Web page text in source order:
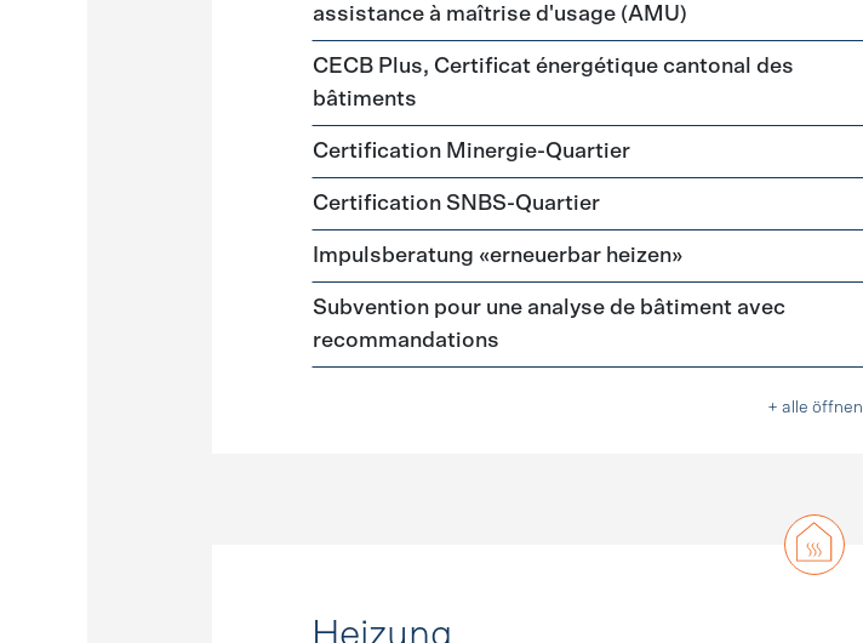
assistance à maîtrise d'usage (AMU)
CECB Plus, Certificat énergétique cantonal des
bâtiments
Certification Minergie-Quartier
Certification SNBS-Quartier
Impulsberatung «erneuerbar heizen»
Subvention pour une analyse de bâtiment avec
recommandations
+ alle öffnen
Heizung